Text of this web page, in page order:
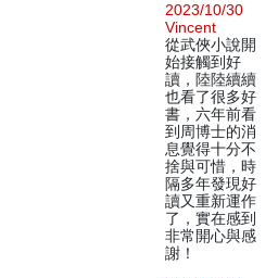
2023/10/30
Vincent
從武俠小說開
始接觸到好
讀，陸陸續續
也看了很多好
書，六年前看
到周博士的消
息覺得十分不
捨與可惜，時
隔多年發現好
讀又重新運作
了，實在感到
非常開心與感
謝！